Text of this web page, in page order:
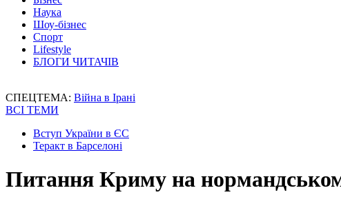
Наука
Шоу-бізнес
Спорт
Lifestyle
БЛОГИ ЧИТАЧІВ
СПЕЦТЕМА: Війна в Ірані
ВСІ ТЕМИ
Вступ України в ЄС
Теракт в Барселоні
Питання Криму на